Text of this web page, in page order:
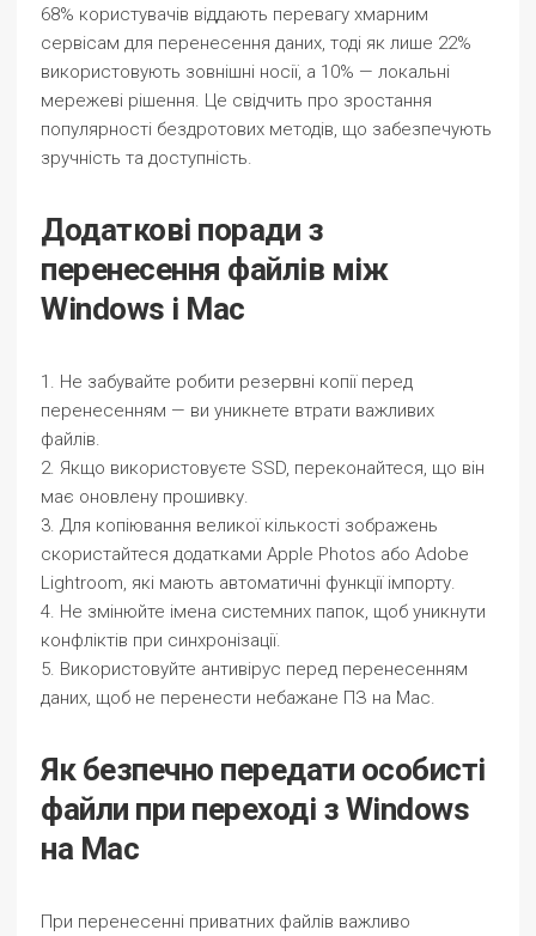
68% користувачів віддають перевагу хмарним
сервісам для перенесення даних, тоді як лише 22%
використовують зовнішні носії, а 10% — локальні
мережеві рішення. Це свідчить про зростання
популярності бездротових методів, що забезпечують
зручність та доступність.
Додаткові поради з
перенесення файлів між
Windows і Mac
1. Не забувайте робити резервні копії перед
перенесенням — ви уникнете втрати важливих
файлів.
2. Якщо використовуєте SSD, переконайтеся, що він
має оновлену прошивку.
3. Для копіювання великої кількості зображень
скористайтеся додатками Apple Photos або Adobe
Lightroom, які мають автоматичні функції імпорту.
4. Не змінюйте імена системних папок, щоб уникнути
конфліктів при синхронізації.
5. Використовуйте антивірус перед перенесенням
даних, щоб не перенести небажане ПЗ на Mac.
Як безпечно передати особисті
файли при переході з Windows
на Mac
При перенесенні приватних файлів важливо